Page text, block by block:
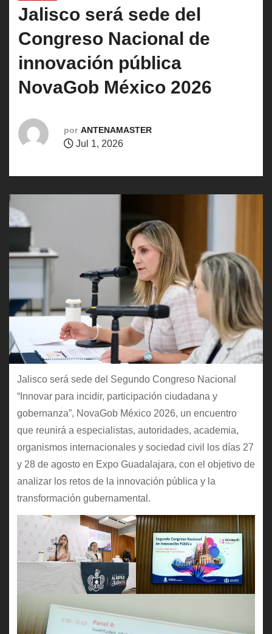
Jalisco será sede del
Congreso Nacional de
innovación pública
NovaGob México 2026
por ANTENAMASTER
Jul 1, 2026
Jalisco será sede del Segundo Congreso Nacional
“Innovar para incidir, participación ciudadana y
gobernanza”, NovaGob México 2026, un encuentro
que reunirá a especialistas, autoridades, academia,
organismos internacionales y sociedad civil los días 27
y 28 de agosto en Expo Guadalajara, con el objetivo de
analizar los retos de la innovación pública y la
transformación gubernamental.